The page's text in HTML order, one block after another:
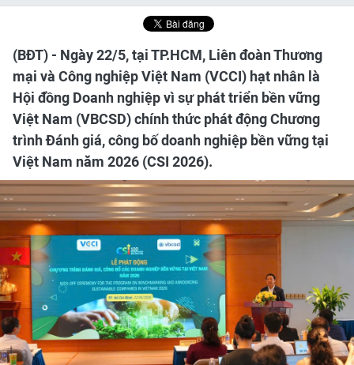
(BĐT) - Ngày 22/5, tại TP.HCM, Liên đoàn Thương
mại và Công nghiệp Việt Nam (VCCI) hạt nhân là
Hội đồng Doanh nghiệp vì sự phát triển bền vững
Việt Nam (VBCSD) chính thức phát động Chương
trình Đánh giá, công bố doanh nghiệp bền vững tại
Việt Nam năm 2026 (CSI 2026).